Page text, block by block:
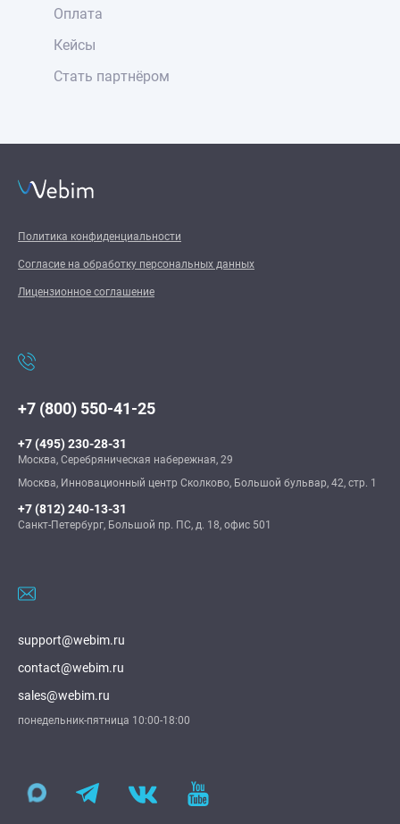
Оплата
Кейсы
Стать партнёром
Политика конфиденциальности
Согласие на обработку персональных данных
Лицензионное соглашение
+7 (800) 550-41-25
+7 (495) 230-28-31
Москва, Серебряническая набережная, 29
Москва, Инновационный центр Сколково, Большой бульвар, 42, стр. 1
+7 (812) 240-13-31
Санкт-Петербург, Большой пр. ПС, д. 18, офис 501
support@webim.ru
contact@webim.ru
sales@webim.ru
понедельник-пятница 10:00-18:00